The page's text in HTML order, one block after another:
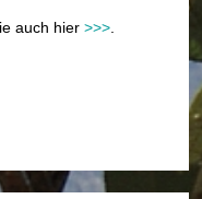
auch hier >>>.